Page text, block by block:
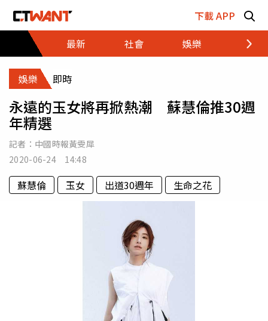
下載 APP
最新
社會 娛樂 財經
娛樂 即時
永遠的玉女將再掀熱潮 蘇慧倫推30週
年精選
記者： 中國時報黃雯犀
2020-06-24 14:48
蘇慧倫 玉女 出道30週年 生命之花